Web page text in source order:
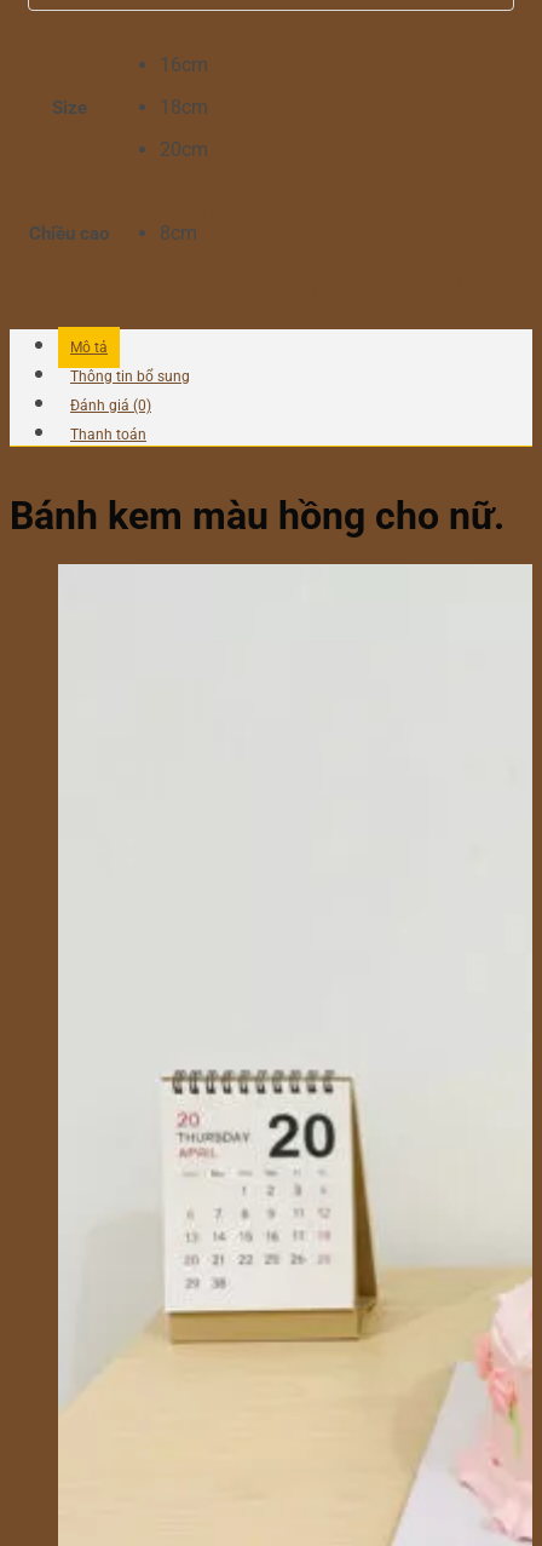
Size
16cm
18cm
20cm
Chiều cao 8cm
Mô tả
Thông tin bổ sung
Đánh giá (0)
Thanh toán
Bánh kem màu hồng cho nữ.